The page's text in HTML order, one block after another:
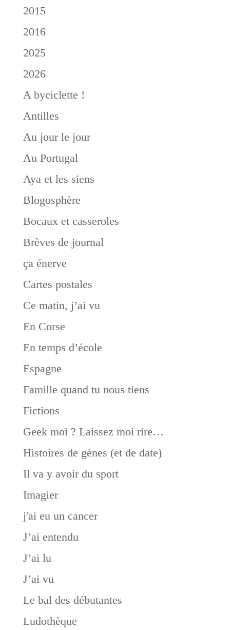
2015
2016
2025
2026
A byciclette !
Antilles
Au jour le jour
Au Portugal
Aya et les siens
Blogosphère
Bocaux et casseroles
Brèves de journal
ça énerve
Cartes postales
Ce matin, j’ai vu
En Corse
En temps d’école
Espagne
Famille quand tu nous tiens
Fictions
Geek moi ? Laissez moi rire…
Histoires de gènes (et de date)
Il va y avoir du sport
Imagier
j'ai eu un cancer
J’ai entendu
J’ai lu
J’ai vu
Le bal des débutantes
Ludothèque